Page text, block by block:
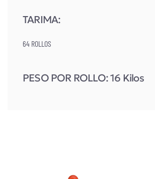
TARIMA:
64 ROLLOS
PESO POR ROLLO: 16 Kilos